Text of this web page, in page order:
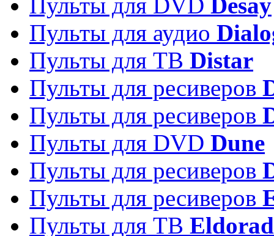
Пульты для аудио
Пульты для ТВ Distar
Пульты для ресиверов
Пульты для ресиверов
Пульты для DVD Dune
Пульты для ресиверов
Пульты для ресиверов
Пульты для ТВ